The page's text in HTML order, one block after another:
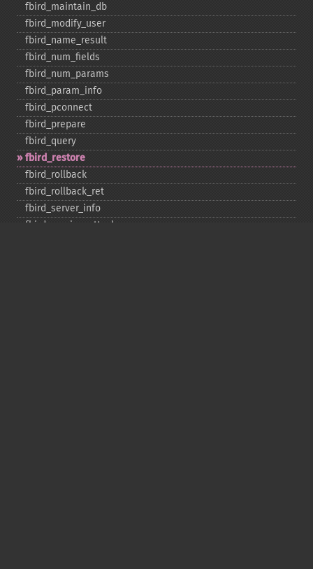
fbird_​maintain_​db
fbird_​modify_​user
fbird_​name_​result
fbird_​num_​fields
fbird_​num_​params
fbird_​param_​info
fbird_​pconnect
fbird_​prepare
fbird_​query
fbird_​restore
fbird_​rollback
fbird_​rollback_​ret
fbird_​server_​info
fbird_​service_​attach